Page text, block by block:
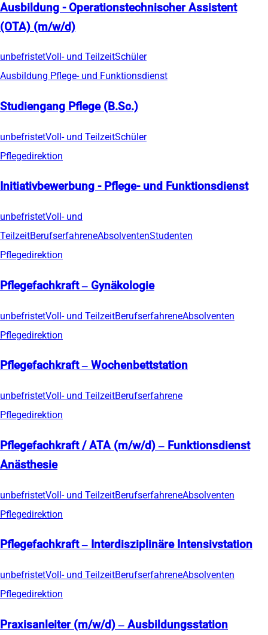
Ausbildung - Operationstechnischer Assistent
(OTA) (m/w/d)
unbefristetVoll- und TeilzeitSchüler
Ausbildung Pflege- und Funktionsdienst
Studiengang Pflege (B.Sc.)
unbefristetVoll- und TeilzeitSchüler
Pflegedirektion
Initiativbewerbung - Pflege- und Funktionsdienst
unbefristetVoll- und
TeilzeitBerufserfahreneAbsolventenStudenten
Pflegedirektion
Pflegefachkraft – Gynäkologie
unbefristetVoll- und TeilzeitBerufserfahreneAbsolventen
Pflegedirektion
Pflegefachkraft – Wochenbettstation
unbefristetVoll- und TeilzeitBerufserfahrene
Pflegedirektion
Pflegefachkraft / ATA (m/w/d) – Funktionsdienst
Anästhesie
unbefristetVoll- und TeilzeitBerufserfahreneAbsolventen
Pflegedirektion
Pflegefachkraft – Interdisziplinäre Intensivstation
unbefristetVoll- und TeilzeitBerufserfahreneAbsolventen
Pflegedirektion
Praxisanleiter (m/w/d) – Ausbildungsstation